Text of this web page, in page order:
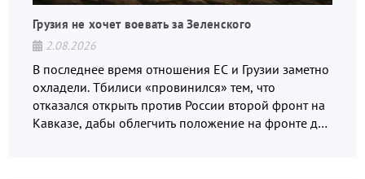
Грузия не хочет воевать за Зеленского
2.08.2026
В последнее время отношения ЕС и Грузии заметно
охладели. Тбилиси «провинился» тем, что
отказался открыть против России второй фронт на
Кавказе, дабы облегчить положение на фронте для